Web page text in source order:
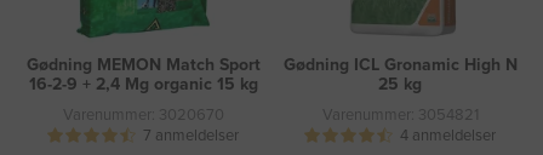
Gødning MEMON Match Sport
16-2-9 + 2,4 Mg organic 15 kg
Varenummer: 3020670
7 anmeldelser
Gødning ICL Gronamic High N
25 kg
Varenummer: 3054821
4 anmeldelser